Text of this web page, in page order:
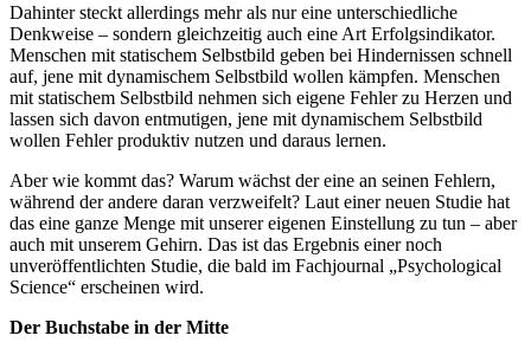
Dahinter steckt allerdings mehr als nur eine unterschiedliche
Denkweise – sondern gleichzeitig auch eine Art Erfolgsindikator.
Menschen mit statischem Selbstbild geben bei Hindernissen schnell
auf, jene mit dynamischem Selbstbild wollen kämpfen. Menschen
mit statischem Selbstbild nehmen sich eigene Fehler zu Herzen und
lassen sich davon entmutigen, jene mit dynamischem Selbstbild
wollen Fehler produktiv nutzen und daraus lernen.
Aber wie kommt das? Warum wächst der eine an seinen Fehlern,
während der andere daran verzweifelt? Laut einer neuen Studie hat
das eine ganze Menge mit unserer eigenen Einstellung zu tun – aber
auch mit unserem Gehirn. Das ist das Ergebnis einer noch
unveröffentlichten Studie, die bald im Fachjournal „Psychological
Science“ erscheinen wird.
Der Buchstabe in der Mitte